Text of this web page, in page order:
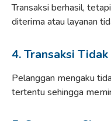
Transaksi berhasil,
diterima atau layanan
4. Transaksi
Pelanggan mengaku
tertentu sehingga